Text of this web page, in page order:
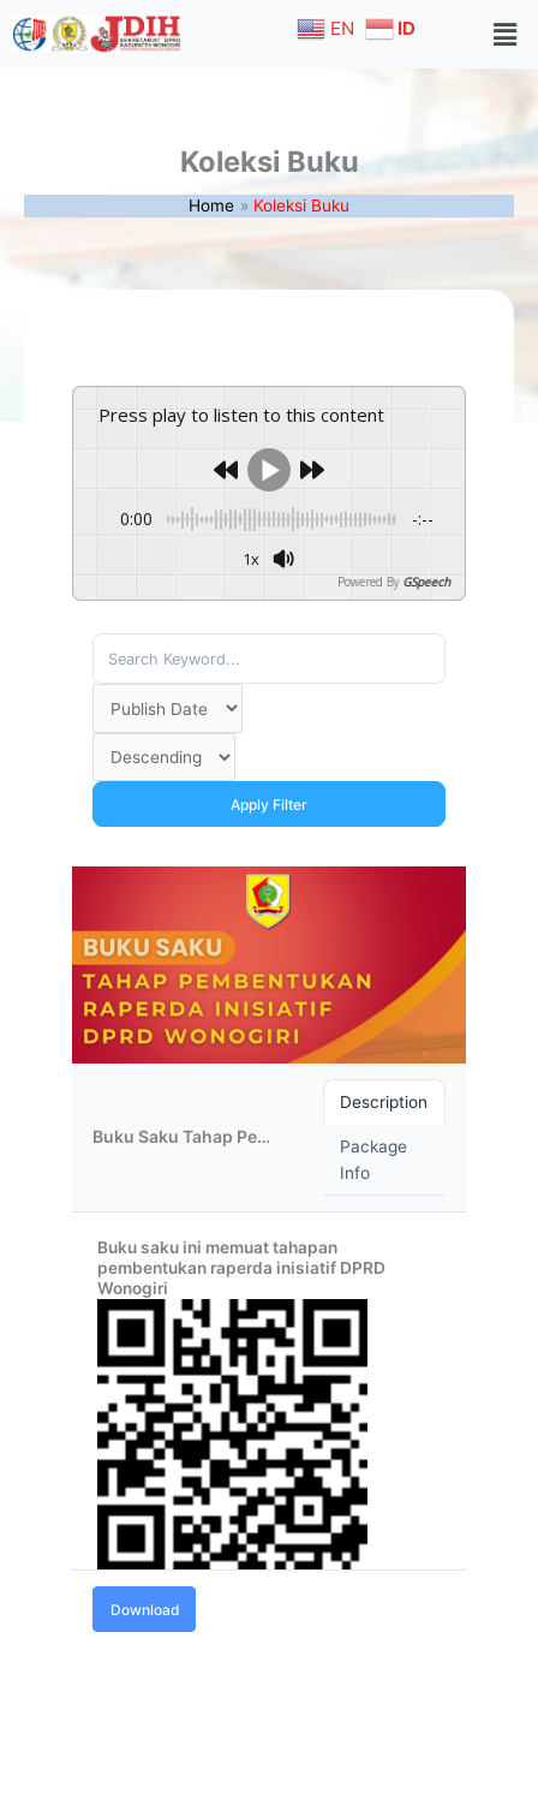
to
EN ID
Home Koleksi Buku
Koleksi Buku
Press play to listen to this content
0:00 -:--
1x
Powered By GSpeech
Apply Filter
Buku Saku Tahap Pembentukan Raperda Inisiatif DPRD Wonogiri
Description
Package
Info
Buku saku ini memuat tahapan
pembentukan raperda inisiatif DPRD
Wonogiri
Download